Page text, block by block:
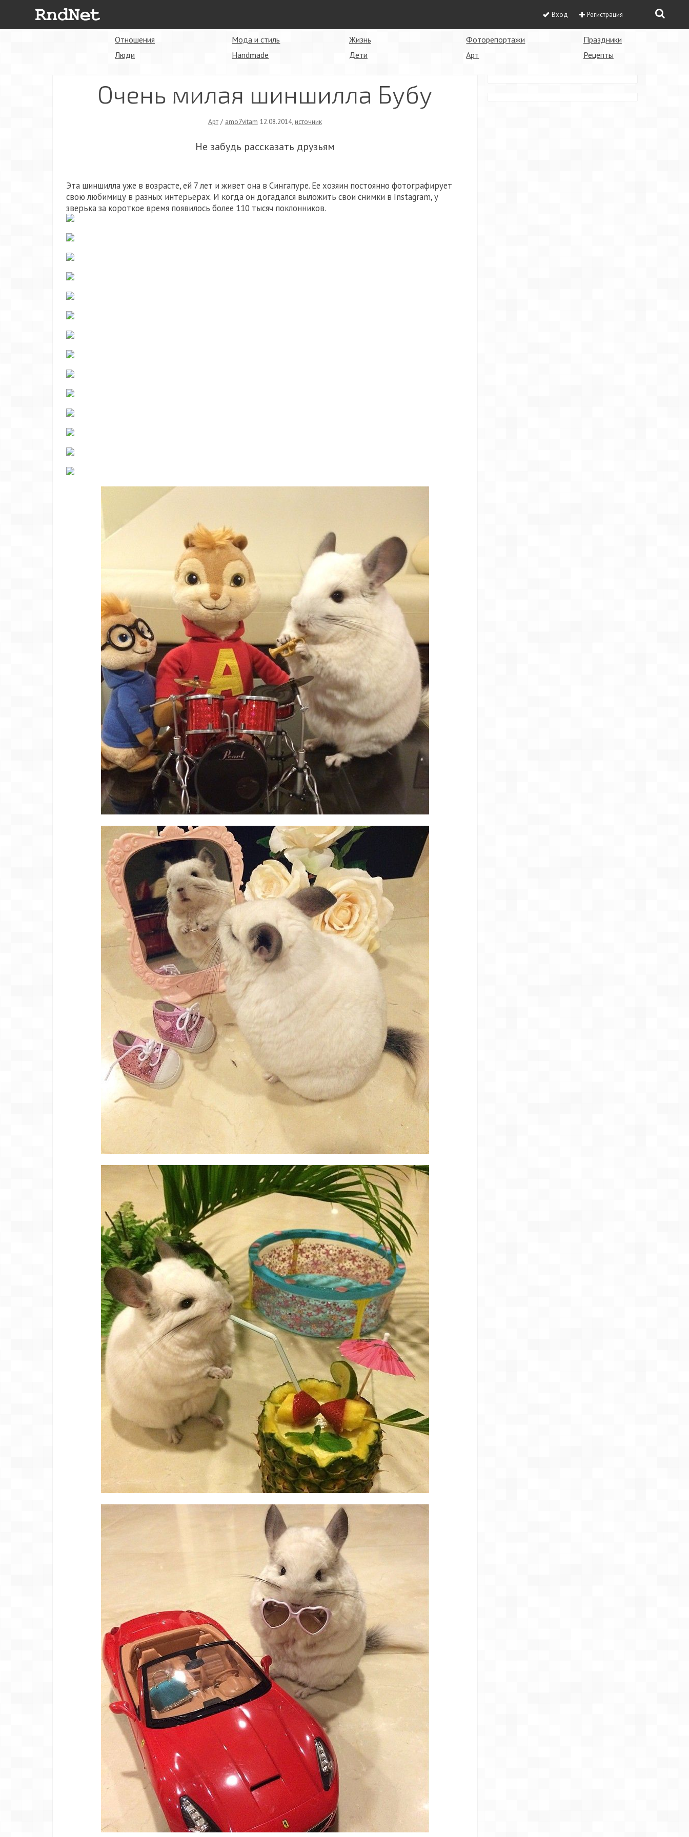
Вход Регистрация
Отношения
Люди
Мода и стиль
Handmade
Жизнь
Дети
Фоторепортажи
Арт
Праздники
Рецепты
Очень милая шиншилла Бубу
Арт/ amo7vitam 12.08.2014, источник
Не забудь рассказать друзьям
Эта шиншилла уже в возрасте, ей 7 лет и живет она в Сингапуре. Ее хозяин постоянно фотографирует
свою любимицу в разных интерьерах. И когда он догадался выложить свои снимки в Instagram, у
зверька за короткое время появилось более 110 тысяч поклонников.